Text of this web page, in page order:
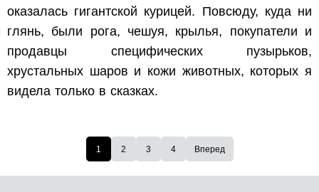
оказалась гигантской курицей. Повсюду, куда ни
глянь, были рога, чешуя, крылья, покупатели и
продавцы специфических пузырьков,
хрустальных шаров и кожи животных, которых я
видела только в сказках.
1 2 3 4 Вперед